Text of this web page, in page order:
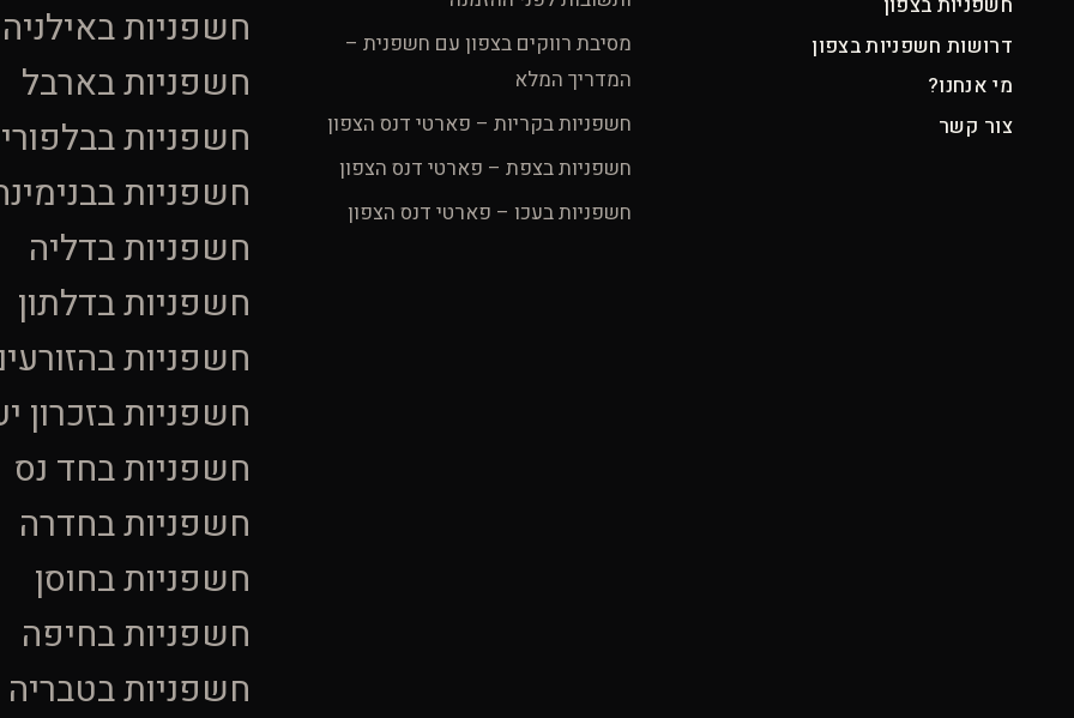
דרושות חשפניות בצפון
מי אנחנו?
צור קשר
מסיבת רווקים בצפון עם חשפנית –
המדריך המלא
חשפניות בקריות – פארטי דנס הצפון
חשפניות בצפת – פארטי דנס הצפון
חשפניות בעכו – פארטי דנס הצפון
חשפניות באילניה
חשפניות בארבל
חשפניות
חשפניות
חשפניות בדליה
חשפניות בדלתון
חשפניות
חשפניות בזכרון
חשפניות בחד נס
חשפניות בחדרה
חשפניות בחוסן
חשפניות בחיפה
חשפניות בטבריה